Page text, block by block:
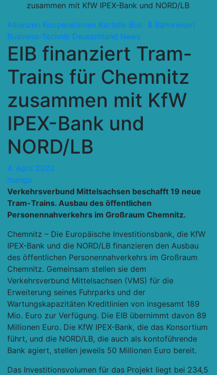
zusammen mit KfW IPEX-Bank und NORD/LB
Allianzen Kooperationen Kartelle Bus- & Bahnreisen
Business-Technik Deutschland News
EIB finanziert Tram-
Trains für Chemnitz
zusammen mit KfW
IPEX-Bank und
NORD/LB
4. April 2022
mango
Verkehrsverbund Mittelsachsen beschafft 19 neue
Tram-Trains. Ausbau des öffentlichen
Personennahverkehrs im Großraum Chemnitz.
Chemnitz – Die Europäische Investitionsbank, die KfW
IPEX-Bank und die NORD/LB finanzieren den Ausbau
des öffentlichen Personennahverkehrs im Großraum
Chemnitz. Gemeinsam stellen sie dem
Verkehrsverbund Mittelsachsen (VMS) für die
Erweiterung seines Fuhrparks und der
Wartungskapazitäten Kreditlinien von insgesamt 189
Mio. Euro zur Verfügung. Die EIB übernimmt davon 89
Millionen Euro. Die KfW IPEX-Bank, die das Konsortium
führt, und die NORD/LB, die auch als kontoführende
Bank agiert, stellen jeweils 50 Millionen Euro bereit.
Das Investitionsvolumen für das Projekt liegt bei 234,5